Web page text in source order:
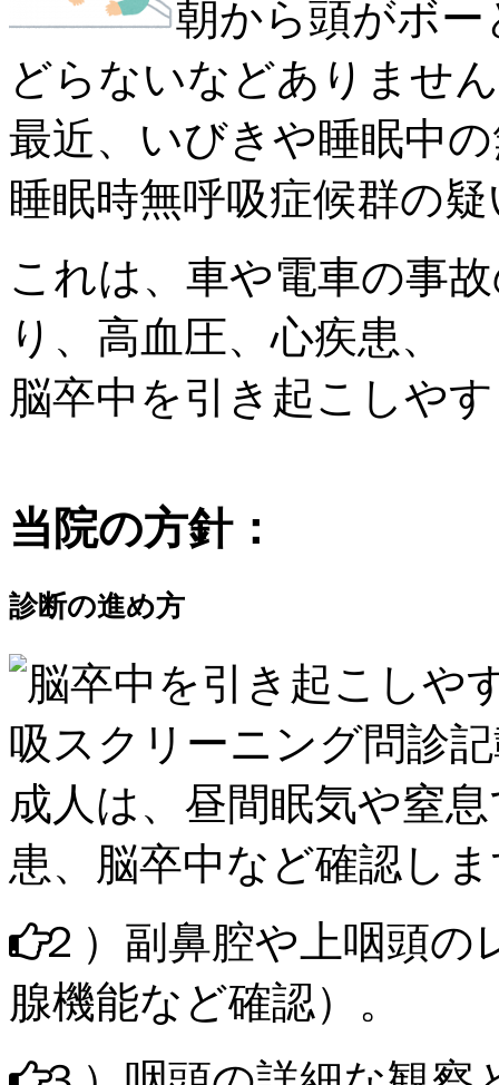
朝から頭がボ
どらないなどありませ
最近、いびきや睡眠中
睡眠時無呼吸症候群の疑
これは、車や電車の事
り、 高血圧、心疾患、
脳卒中を引き起こしや
当院の方針：
診断の進め方
吸スクリーニング問診
成人は、昼間眠気や窒
患、脳卒中など確認し
２）副鼻腔や上咽頭の
腺機能など確認）。